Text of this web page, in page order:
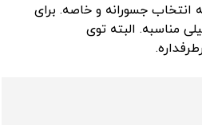
انتخاب جسورانه و خاصه. برای
مناسبه. البته توی